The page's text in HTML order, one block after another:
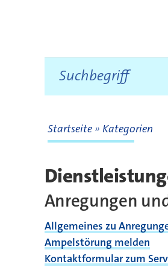
zurück zur Startseite
Startseite Kategorien
Anregungen
Allgemeines zu
Ampelstörung melden
Kontaktformular zum